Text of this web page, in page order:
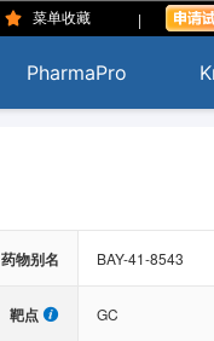
菜单收藏 |
PharmaPro
药物别名 BAY-41-8543
靶点 GC